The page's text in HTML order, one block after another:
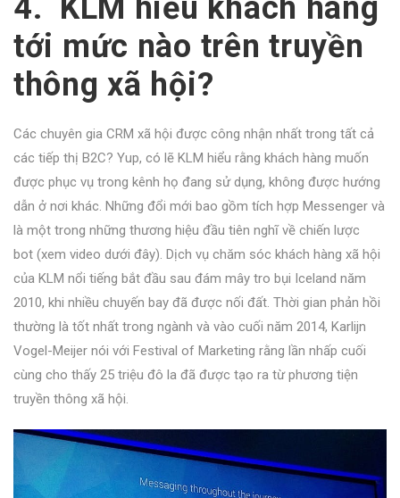
4. KLM hiểu khách hàng
tới mức nào trên truyền
thông xã hội?
Các chuyên gia CRM xã hội được công nhận nhất trong tất cả
các tiếp thị B2C? Yup, có lẽ KLM hiểu rằng khách hàng muốn
được phục vụ trong kênh họ đang sử dụng, không được hướng
dẫn ở nơi khác. Những đổi mới bao gồm tích hợp Messenger và
là một trong những thương hiệu đầu tiên nghĩ về chiến lược
bot (xem video dưới đây). Dịch vụ chăm sóc khách hàng xã hội
của KLM nổi tiếng bắt đầu sau đám mây tro bụi Iceland năm
2010, khi nhiều chuyến bay đã được nối đất. Thời gian phản hồi
thường là tốt nhất trong ngành và vào cuối năm 2014, Karlijn
Vogel-Meijer nói với Festival of Marketing rằng lần nhấp cuối
cùng cho thấy 25 triệu đô la đã được tạo ra từ phương tiện
truyền thông xã hội.